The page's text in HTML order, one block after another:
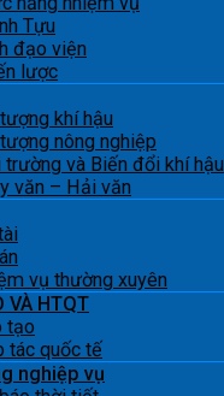
Tựu
đạo viện
lược
khí hậu
nông nghiệp
trường và Biến đổi khí hậu
văn – Hải văn
vụ thường xuyên
VÀ HTQT
tạo
tác quốc tế
nghiệp vụ